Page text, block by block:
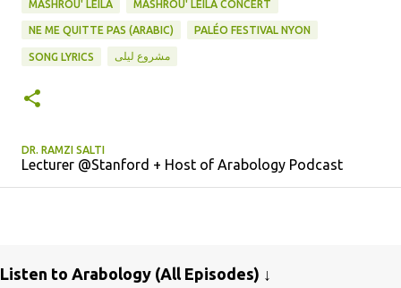
MASHROU' LEILA MASHROU' LEILA CONCERT
NE ME QUITTE PAS (ARABIC) PALÉO FESTIVAL NYON
SONG LYRICS مشروع ليلى
DR. RAMZI SALTI
Lecturer @Stanford + Host of Arabology Podcast
Listen to Arabology (All Episodes) ↓